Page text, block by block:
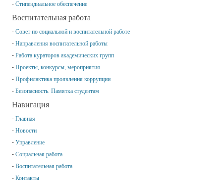
Стипендиальное обеспечение
Воспитательная работа
Совет по социальной и воспитательной работе
Направления воспитательной работы
Работа кураторов академических групп
Проекты, конкурсы, мероприятия
Профилактика проявления коррупции
Безопасность. Памятка студентам
Навигация
Главная
Новости
Управление
Социальная работа
Воспитательная работа
Контакты